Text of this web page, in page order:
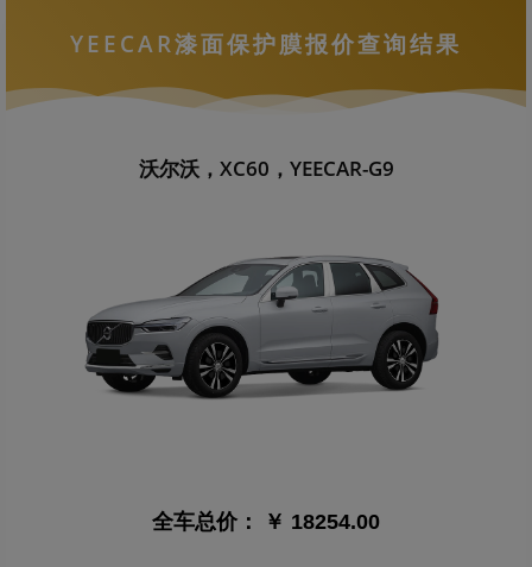
YEECAR漆面保护膜报价查询结果
沃尔沃，XC60，YEECAR-G9
全车总价： ￥ 18254.00